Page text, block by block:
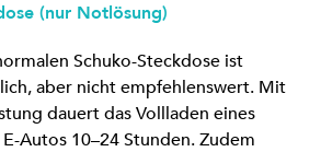
(nur Notlösung)
Schuko-Steckdose ist
aber nicht empfehlenswert. Mit
dauert das Vollladen eines
Autos 10–24 Stunden. Zudem